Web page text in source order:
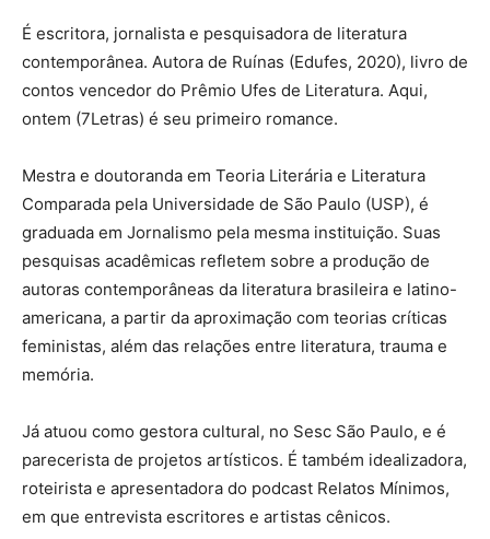
É escritora, jornalista e pesquisadora de literatura
contemporânea. Autora de Ruínas (Edufes, 2020), livro de
contos vencedor do Prêmio Ufes de Literatura. Aqui,
ontem (7Letras) é seu primeiro romance.
Mestra e doutoranda em Teoria Literária e Literatura
Comparada pela Universidade de São Paulo (USP), é
graduada em Jornalismo pela mesma instituição. Suas
pesquisas acadêmicas refletem sobre a produção de
autoras contemporâneas da literatura brasileira e latino-
americana, a partir da aproximação com teorias críticas
feministas, além das relações entre literatura, trauma e
memória.
Já atuou como gestora cultural, no Sesc São Paulo, e é
parecerista de projetos artísticos. É também idealizadora,
roteirista e apresentadora do podcast Relatos Mínimos,
em que entrevista escritores e artistas cênicos.